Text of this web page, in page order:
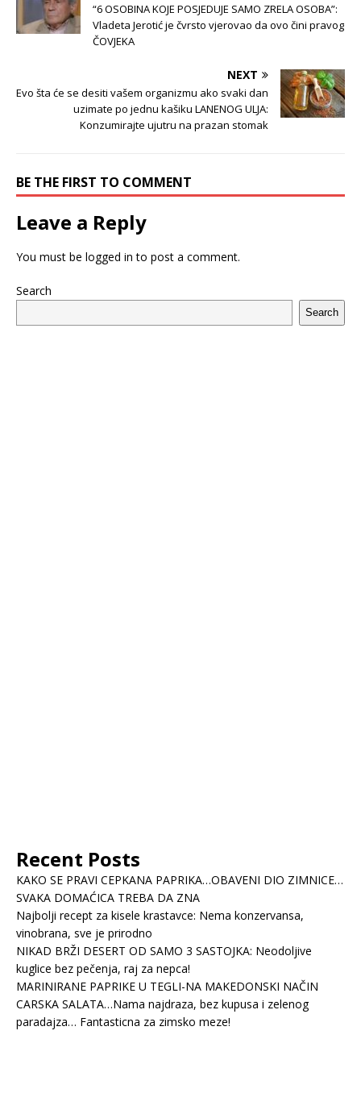
“6 OSOBINA KOJE POSJEDUJE SAMO ZRELA OSOBA”:
Vladeta Jerotić je čvrsto vjerovao da ovo čini pravog
ČOVJEKA
NEXT
Evo šta će se desiti vašem organizmu ako svaki dan
uzimate po jednu kašiku LANENOG ULJA:
Konzumirajte ujutru na prazan stomak
BE THE FIRST TO COMMENT
Leave a Reply
You must be logged in to post a comment.
Search
Search
Recent Posts
KAKO SE PRAVI CEPKANA PAPRIKA…OBAVENI DIO ZIMNICE…
SVAKA DOMAĆICA TREBA DA ZNA
Najbolji recept za kisele krastavce: Nema konzervansa,
vinobrana, sve je prirodno
NIKAD BRŽI DESERT OD SAMO 3 SASTOJKA: Neodoljive
kuglice bez pečenja, raj za nepca!
MARINIRANE PAPRIKE U TEGLI-NA MAKEDONSKI NAČIN
CARSKA SALATA…Nama najdraza, bez kupusa i zelenog
paradajza… Fantasticna za zimsko meze!